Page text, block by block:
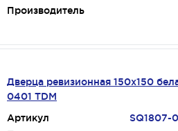
Производитель
Дверца ревизионная 150х150
0401 TDM
Артикул
SQ1807-